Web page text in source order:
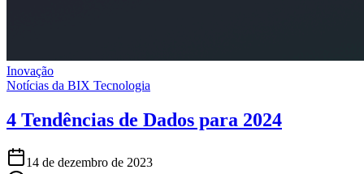
Inovação
Notícias da BIX Tecnologia
4 Tendências de Dados para 2024
14 de dezembro de 2023